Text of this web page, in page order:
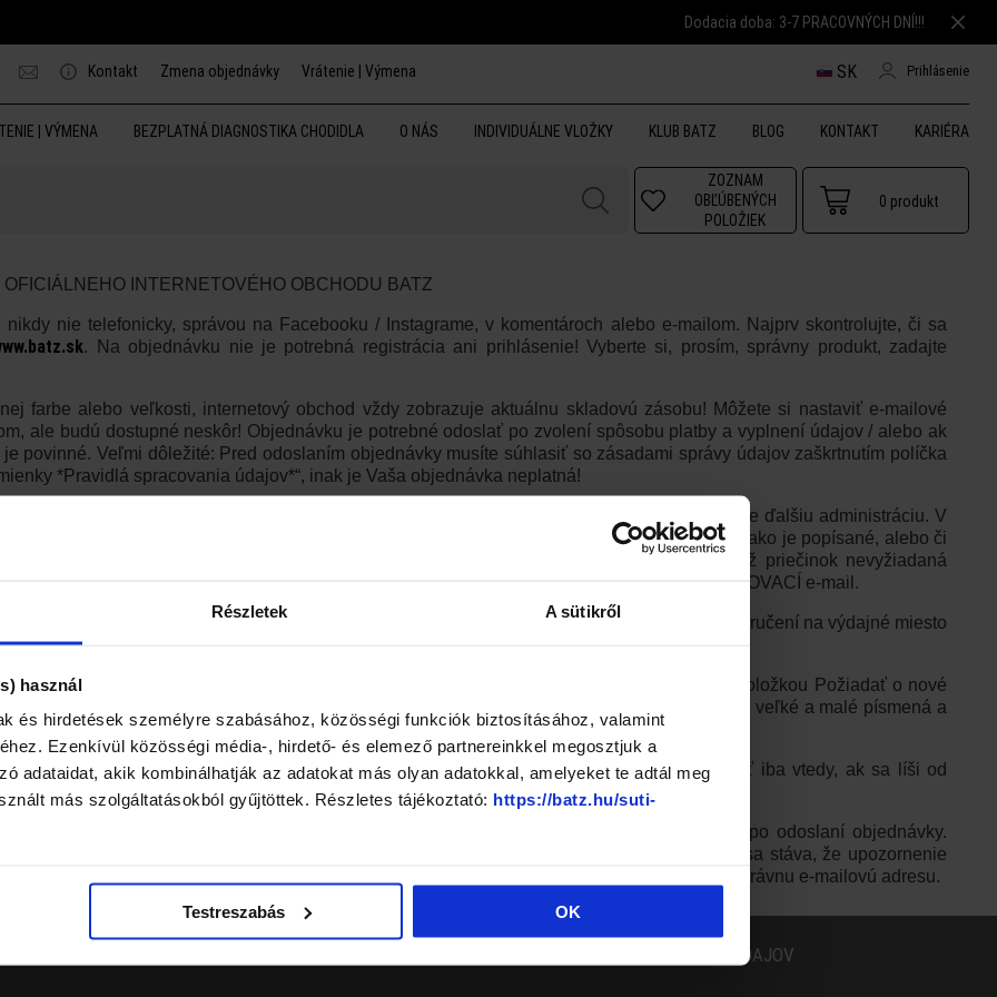
Részletek A sütikről
használ
és hirdetések személyre szabásához, közösségi funkciók biztosításához, valamint
Ezenkívül közösségi média-, hirdető- és elemező partnereinkkel megosztjuk a
adataidat, akik kombinálhatják az adatokat más olyan adatokkal, amelyeket te adtál meg
más szolgáltatásokból gyűjtöttek. Részletes tájékoztató: https://batz.hu/suti-
Testreszabás OK
Dodacia doba: 3-7 PRACOVNÝCH DNÍ!!!
Kontakt Zmena objednávky Vrátenie | Výmena Prihlásenie
SK
| VÝMENA BEZPLATNÁ DIAGNOSTIKA CHODIDLA O NÁS INDIVIDUÁLNE VLOŽKY KLUB BATZ BLOG KONTAKT KARIÉRA
ZOZNAM
OBĽÚBENÝCH
POLOŽIEK
0 produkt
INTERNETOVÉHO OBCHODU BATZ
nie telefonicky, správou na Facebooku / Instagrame, v komentároch alebo e-mailom. Najprv skontrolujte, či sa
. Na objednávku nie je potrebná registrácia ani prihlásenie! Vyberte si, prosím, správny produkt, zadajte
farbe alebo veľkosti, internetový obchod vždy zobrazuje aktuálnu skladovú zásobu! Môžete si nastaviť e-mailové
ale budú dostupné neskôr! Objednávku je potrebné odoslať po zvolení spôsobu platby a vyplnení údajov / alebo ak
povinné. Veľmi dôležité: Pred odoslaním objednávky musíte súhlasiť so zásadami správy údajov zaškrtnutím políčka
*Pravidlá spracovania údajov*“, inak je Vaša objednávka neplatná!
e-mail, v ktorom nájdete číslo objednávky, toto si starostlivo uschovajte, je nevyhnutné pre ďalšiu administráciu. V
systém odošle e-mail po prijatí sumy. Ak sa tak nestalo, skontrolujte, či všetko prebehlo tak, ako je popísané, alebo či
vypršania platnosti karty, popr. finančné krytie Vašej bankovej karty! Skontrolujte si tiež priečinok nevyžiadaná
tam. O spracovaní objednávky a doručení kuriérskej službe Vám zašleme POTVRDZOVACÍ e-mail.
z ponuky alebo z vyhľadávača mapy na stránke najbližšie vhodné výdajné miesto! Pri doručení na výdajné miesto
sa nemusíte znova registrovať. Ak ste zabudli svoje heslo, vyžiadajte si nové heslo pod položkou Požiadať o nové
môžete prihlásiť a zadať nové heslo. Nové heslo musí mať aspoň 8 znakov, musí obsahovať veľké a malé písmená a
zmeniť v položkách menu „Upraviť môj účet/údaje“ alebo „Zmeniť adresu“.
vyplňte údaje a vyberte spôsob platby. Samostatnú dodaciu adresu musíte zadať iba vtedy, ak sa líši od
miesto!
si zvolíte spôsob platby bankovým prevodom, údaje potrebné k platbe/prevodu obdržíte po odoslaní objednávky.
kartou alebo bankovým prevodom po prijatí sumy). Opäť dávame do pozornosti: často sa stáva, že upozornenie
skontrolujte aj ten priečinok. Ak ste stále nedostali upozornenie, skontrolujte, či ste zadali správnu e-mailovú adresu.
OCHRANA ÚDAJOV